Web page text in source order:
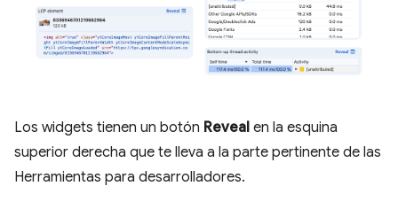
Los widgets tienen un botón Reveal en la esquina
superior derecha que te lleva a la parte pertinente de las
Herramientas para desarrolladores.